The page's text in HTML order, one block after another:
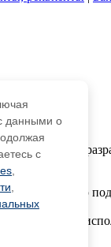
статьи,
всяческую
незаконно
данными о
с